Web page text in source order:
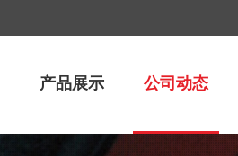
产品展示 公司动态